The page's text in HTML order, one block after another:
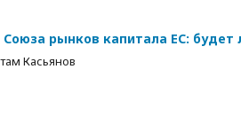
рынков капитала ЕС:
Касьянов